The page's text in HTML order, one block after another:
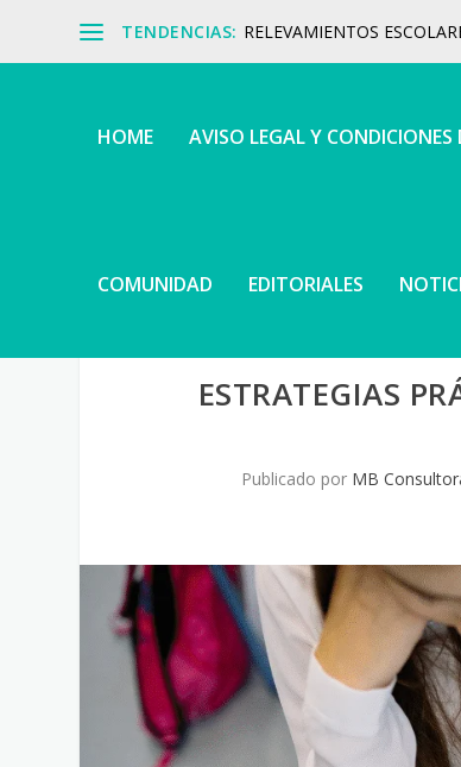
TENDENCIAS: RELEVAMIENTOS
HOME AVISO LEGAL Y
COMUNIDAD EDITORIALES
ESTRATEGIAS
Publicado por MB